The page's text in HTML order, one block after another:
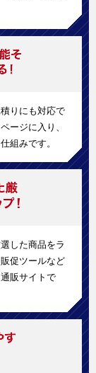
りにも対応で
ージに入り、
組みです。
した商品をラ
促ツールなど
販サイトで